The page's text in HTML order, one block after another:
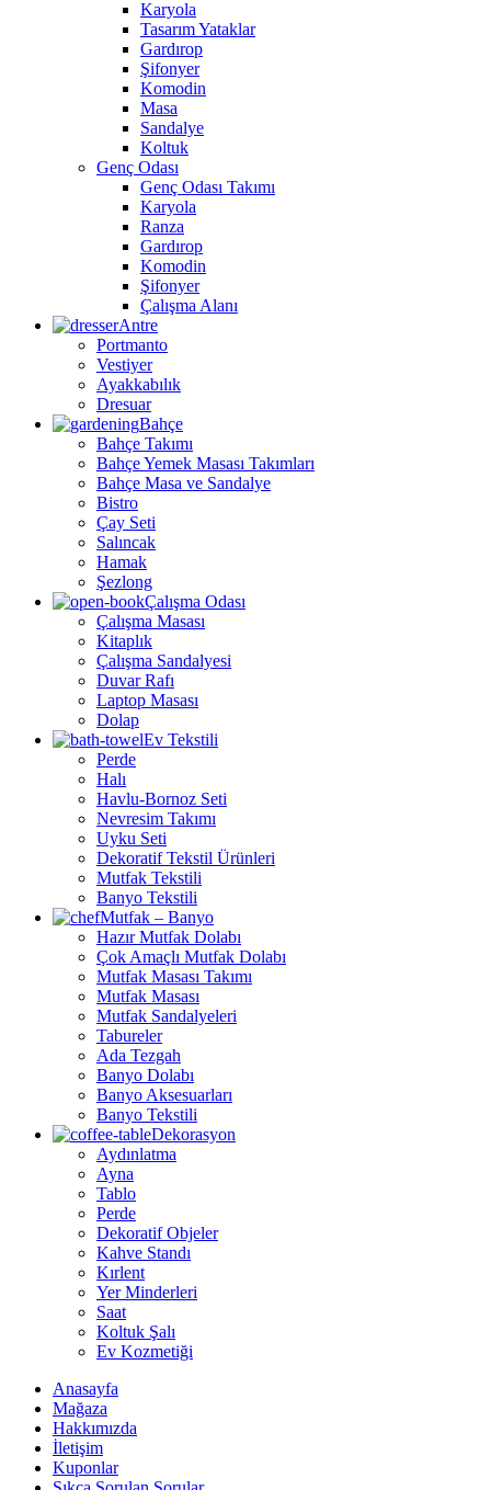
Karyola
Tasarım Yataklar
Gardırop
Şifonyer
Komodin
Masa
Sandalye
Koltuk
Genç Odası
Genç Odası Takımı
Karyola
Ranza
Gardırop
Komodin
Şifonyer
Çalışma Alanı
Antre
Portmanto
Vestiyer
Ayakkabılık
Dresuar
Bahçe
Bahçe Takımı
Bahçe Yemek Masası Takımları
Bahçe Masa ve Sandalye
Bistro
Çay Seti
Salıncak
Hamak
Şezlong
Çalışma Odası
Çalışma Masası
Kitaplık
Çalışma Sandalyesi
Duvar Rafı
Laptop Masası
Dolap
Ev Tekstili
Perde
Halı
Havlu-Bornoz Seti
Nevresim Takımı
Uyku Seti
Dekoratif Tekstil Ürünleri
Mutfak Tekstili
Banyo Tekstili
Mutfak – Banyo
Hazır Mutfak Dolabı
Çok Amaçlı Mutfak Dolabı
Mutfak Masası Takımı
Mutfak Masası
Mutfak Sandalyeleri
Tabureler
Ada Tezgah
Banyo Dolabı
Banyo Aksesuarları
Banyo Tekstili
Dekorasyon
Aydınlatma
Ayna
Tablo
Perde
Dekoratif Objeler
Kahve Standı
Kırlent
Yer Minderleri
Saat
Koltuk Şalı
Ev Kozmetiği
Anasayfa
Mağaza
Hakkımızda
İletişim
Kuponlar